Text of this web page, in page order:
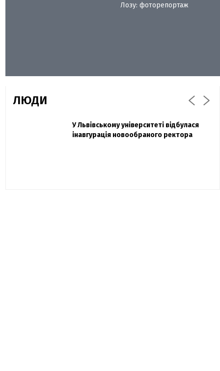
Лозу: фоторепортаж
ЛЮДИ
Павло Дак
Захисник "Азовсталі" Діанов вдруге
одружився та показав фото з весілля
У Львівському університеті відбулася
інавгурація новообраного ректора